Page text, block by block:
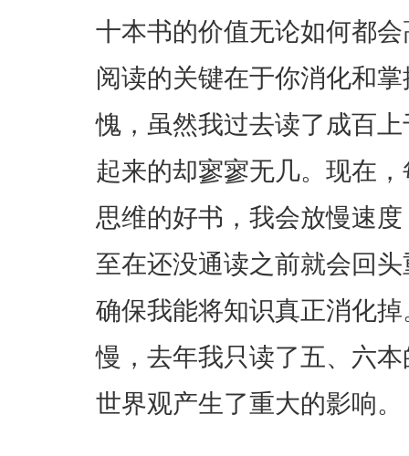
十本书的价值无论如何都
阅读的关键在于你消化和
愧，虽然我过去读了成百
起来的却寥寥无几。现在
思维的好书，我会放慢速
至在还没通读之前就会回
确保我能将知识真正消化
慢，去年我只读了五、六
世界观产生了重大的影响。